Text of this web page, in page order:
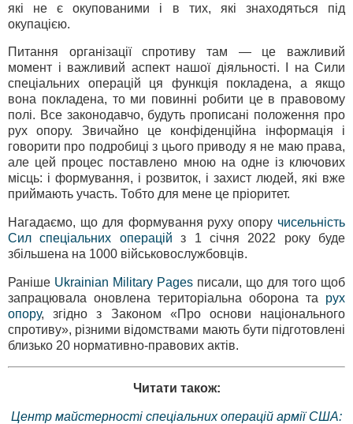
які не є окупованими і в тих, які знаходяться під
окупацією.
Питання організації спротиву там — це важливий
момент і важливий аспект нашої діяльності. І на Сили
спеціальних операцій ця функція покладена, а якщо
вона покладена, то ми повинні робити це в правовому
полі. Все законодавчо, будуть прописані положення про
рух опору. Звичайно це конфіденційна інформація і
говорити про подробиці з цього приводу я не маю права,
але цей процес поставлено мною на одне із ключових
місць: і формування, і розвиток, і захист людей, які вже
приймають участь. Тобто для мене це пріоритет.
Нагадаємо, що для формування руху опору чисельність
Сил спеціальних операцій з 1 січня 2022 року буде
збільшена на 1000 військовослужбовців.
Раніше Ukrainian Military Pages писали, що для того щоб
запрацювала оновлена територіальна оборона та рух
опору, згідно з Законом «Про основи національного
спротиву», різними відомствами мають бути підготовлені
близько 20 нормативно-правових актів.
Читати також:
Центр майстерності спеціальних операцій армії США: